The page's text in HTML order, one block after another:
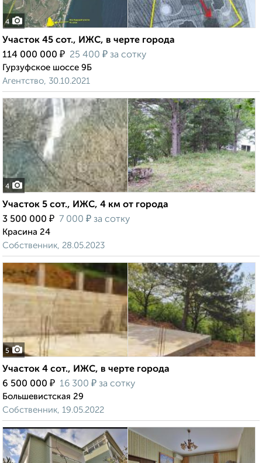
4
Участок 45 сот., ИЖС, в черте города
114 000 000 ₽ 25 400 ₽ за сотку
Гурзуфское шоссе 9Б
Агентство, 30.10.2021
4
Участок 5 сот., ИЖС, 4 км от города
3 500 000 ₽ 7 000 ₽ за сотку
Красина 24
Собственник, 28.05.2023
5
Участок 4 сот., ИЖС, в черте города
6 500 000 ₽ 16 300 ₽ за сотку
Большевистская 29
Собственник, 19.05.2022